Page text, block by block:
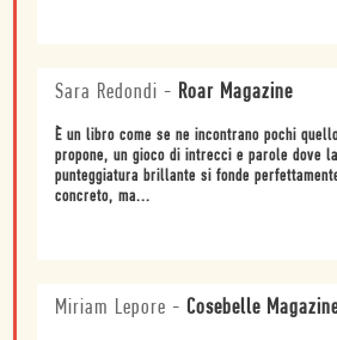
Sara Redondi - Roar Magazine
È un libro come se ne incontrano pochi
propone, un gioco di intrecci e parole dove
punteggiatura brillante si fonde
concreto, ma...
Miriam Lepore - Cosebelle